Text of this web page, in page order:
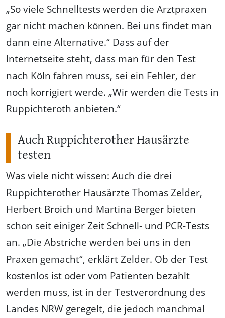
„So viele Schnelltests werden die Arztpraxen
gar nicht machen können. Bei uns findet man
dann eine Alternative.“ Dass auf der
Internetseite steht, dass man für den Test
nach Köln fahren muss, sei ein Fehler, der
noch korrigiert werde. „Wir werden die Tests in
Ruppichteroth anbieten.“
Auch Ruppichterother Hausärzte
testen
Was viele nicht wissen: Auch die drei
Ruppichterother Hausärzte Thomas Zelder,
Herbert Broich und Martina Berger bieten
schon seit einiger Zeit Schnell- und PCR-Tests
an. „Die Abstriche werden bei uns in den
Praxen gemacht“, erklärt Zelder. Ob der Test
kostenlos ist oder vom Patienten bezahlt
werden muss, ist in der Testverordnung des
Landes NRW geregelt, die jedoch manchmal